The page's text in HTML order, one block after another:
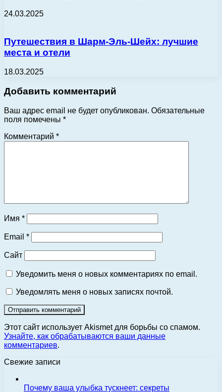
24.03.2025
Путешествия в Шарм-Эль-Шейх: лучшие
места и отели
18.03.2025
Добавить комментарий
Ваш адрес email не будет опубликован. Обязательные
поля помечены *
Комментарий *
Имя *
Email *
Сайт
Уведомить меня о новых комментариях по email.
Уведомлять меня о новых записях почтой.
Этот сайт использует Akismet для борьбы со спамом.
Узнайте, как обрабатываются ваши данные
комментариев.
Свежие записи
Почему ваша улыбка тускнеет: секреты